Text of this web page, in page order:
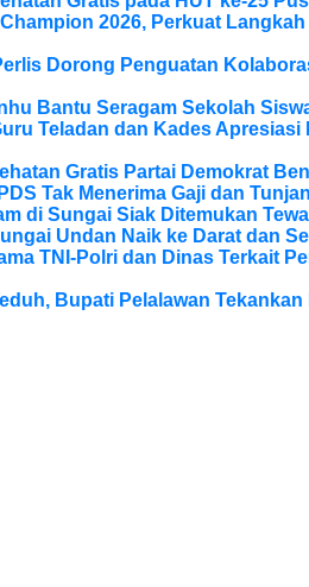
2026, Perkuat
Dorong Penguatan
Bantu Seragam Sekolah
Teladan dan Kades Apresiasi
Gratis Partai Demokrat
Tak Menerima Gaji dan
di Sungai Siak Ditemukan
Undan Naik ke Darat dan
TNI-Polri dan Dinas Terkait
Bupati Pelalawan